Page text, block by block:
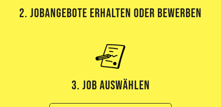
2. Jobangebote erhalten oder bewerben
3. Job Auswählen